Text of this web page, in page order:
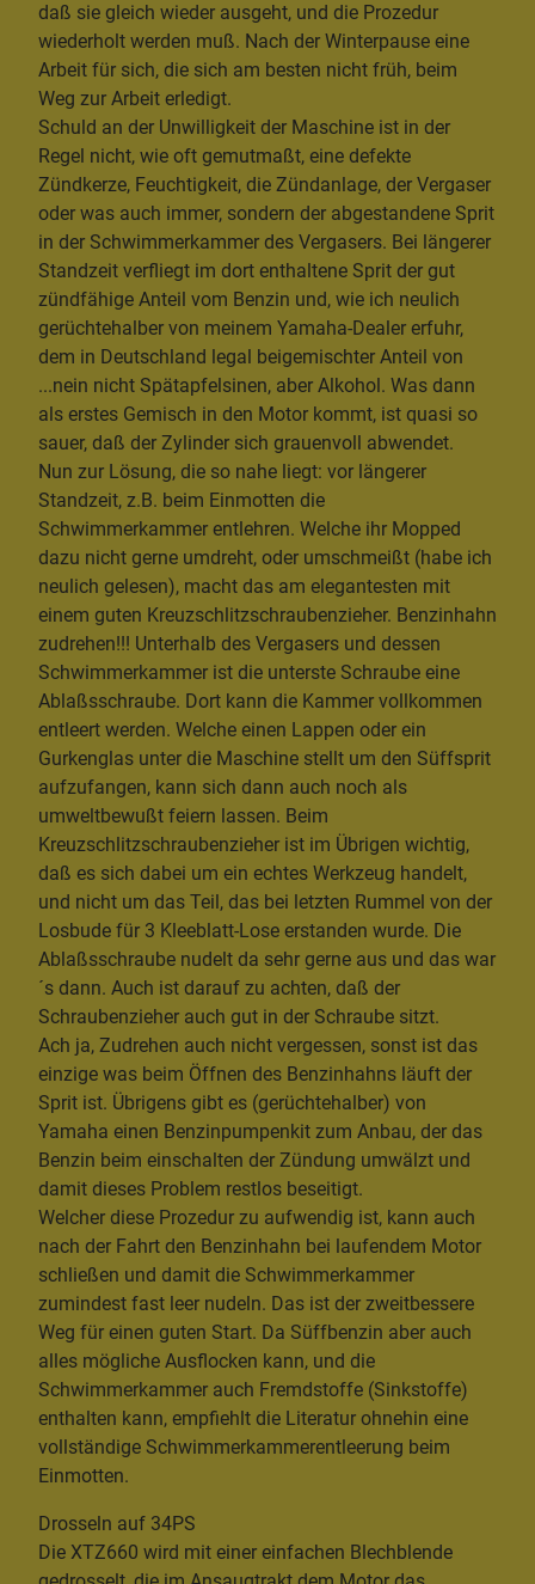
daß sie gleich wieder ausgeht, und die Prozedur
wiederholt werden muß. Nach der Winterpause eine
Arbeit für sich, die sich am besten nicht früh, beim
Weg zur Arbeit erledigt.
Schuld an der Unwilligkeit der Maschine ist in der
Regel nicht, wie oft gemutmaßt, eine defekte
Zündkerze, Feuchtigkeit, die Zündanlage, der Vergaser
oder was auch immer, sondern der abgestandene Sprit
in der Schwimmerkammer des Vergasers. Bei längerer
Standzeit verfliegt im dort enthaltene Sprit der gut
zündfähige Anteil vom Benzin und, wie ich neulich
gerüchtehalber von meinem Yamaha-Dealer erfuhr,
dem in Deutschland legal beigemischter Anteil von
...nein nicht Spätapfelsinen, aber Alkohol. Was dann
als erstes Gemisch in den Motor kommt, ist quasi so
sauer, daß der Zylinder sich grauenvoll abwendet.
Nun zur Lösung, die so nahe liegt: vor längerer
Standzeit, z.B. beim Einmotten die
Schwimmerkammer entlehren. Welche ihr Mopped
dazu nicht gerne umdreht, oder umschmeißt (habe ich
neulich gelesen), macht das am elegantesten mit
einem guten Kreuzschlitzschraubenzieher. Benzinhahn
zudrehen!!! Unterhalb des Vergasers und dessen
Schwimmerkammer ist die unterste Schraube eine
Ablaßsschraube. Dort kann die Kammer vollkommen
entleert werden. Welche einen Lappen oder ein
Gurkenglas unter die Maschine stellt um den Süffsprit
aufzufangen, kann sich dann auch noch als
umweltbewußt feiern lassen. Beim
Kreuzschlitzschraubenzieher ist im Übrigen wichtig,
daß es sich dabei um ein echtes Werkzeug handelt,
und nicht um das Teil, das bei letzten Rummel von der
Losbude für 3 Kleeblatt-Lose erstanden wurde. Die
Ablaßsschraube nudelt da sehr gerne aus und das war
´s dann. Auch ist darauf zu achten, daß der
Schraubenzieher auch gut in der Schraube sitzt.
Ach ja, Zudrehen auch nicht vergessen, sonst ist das
einzige was beim Öffnen des Benzinhahns läuft der
Sprit ist. Übrigens gibt es (gerüchtehalber) von
Yamaha einen Benzinpumpenkit zum Anbau, der das
Benzin beim einschalten der Zündung umwälzt und
damit dieses Problem restlos beseitigt.
Welcher diese Prozedur zu aufwendig ist, kann auch
nach der Fahrt den Benzinhahn bei laufendem Motor
schließen und damit die Schwimmerkammer
zumindest fast leer nudeln. Das ist der zweitbessere
Weg für einen guten Start. Da Süffbenzin aber auch
alles mögliche Ausflocken kann, und die
Schwimmerkammer auch Fremdstoffe (Sinkstoffe)
enthalten kann, empfiehlt die Literatur ohnehin eine
vollständige Schwimmerkammerentleerung beim
Einmotten.
Drosseln auf 34PS
Die XTZ660 wird mit einer einfachen Blechblende